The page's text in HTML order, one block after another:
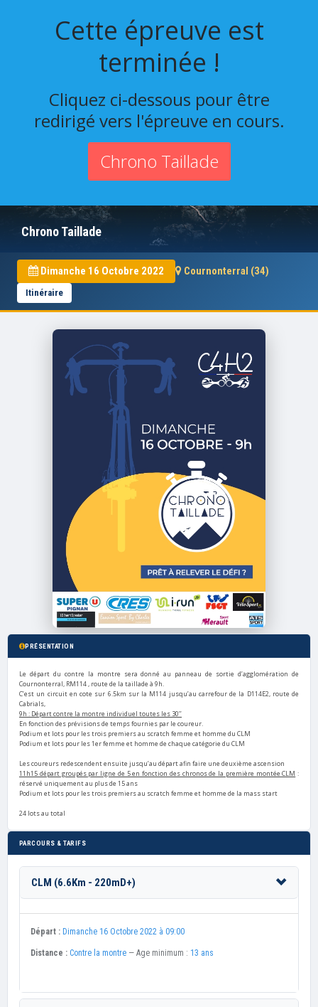
Cette épreuve est
terminée !
Cliquez ci-dessous pour être
redirigé vers l'épreuve en cours.
Chrono Taillade
Chrono Taillade
Dimanche 16 Octobre 2022 Cournonterral (34)
Itinéraire
PRÉSENTATION
Le départ du contre la montre sera donné au panneau de sortie d’agglomération de
Cournonterral, RM114 , route de la taillade à 9h.
C’est un circuit en cote sur 6.5km sur la M114 jusqu’au carrefour de la D114E2, route de
Cabrials,
9h : Départ contre la montre individuel toutes les 30’’
En fonction des prévisions de temps fournies par le coureur.
Podium et lots pour les trois premiers au scratch femme et homme du CLM
Podium et lots pour les 1er femme et homme de chaque catégorie du CLM
Les coureurs redescendent ensuite jusqu’au départ afin faire une deuxième ascension
11h15 départ groupés par ligne de 5 en fonction des chronos de la première montée CLM :
réservé uniquement au plus de 15 ans
Podium et lots pour les trois premiers au scratch femme et homme de la mass start
24 lots au total
PARCOURS & TARIFS
CLM (6.6Km - 220mD+)
Départ : Dimanche 16 Octobre 2022 à 09:00
Distance : Contre la montre — Age minimum : 13 ans